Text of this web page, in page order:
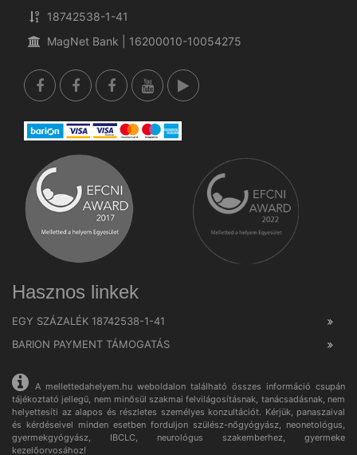
18742538-1-41
MagNet Bank | 16200010-10054275
Hasznos linkek
EGY SZÁZALÉK 18742538-1-41
BARION PAYMENT TÁMOGATÁS
A mellettedahelyem.hu weboldalon található összes információ csupán
tájékoztató jellegű, nem minősül szakmai felvilágosításnak, tanácsadásnak, nem
helyettesíti az alapos és részletes személyes konzultációt. Kérjük, panaszaival
és kérdéseivel minden esetben forduljon szülész-nőgyógyász, neonetológus,
gyermekgyógyász, IBCLC, neurológus szakemberhez, gyermeke
kezelőorvosához!